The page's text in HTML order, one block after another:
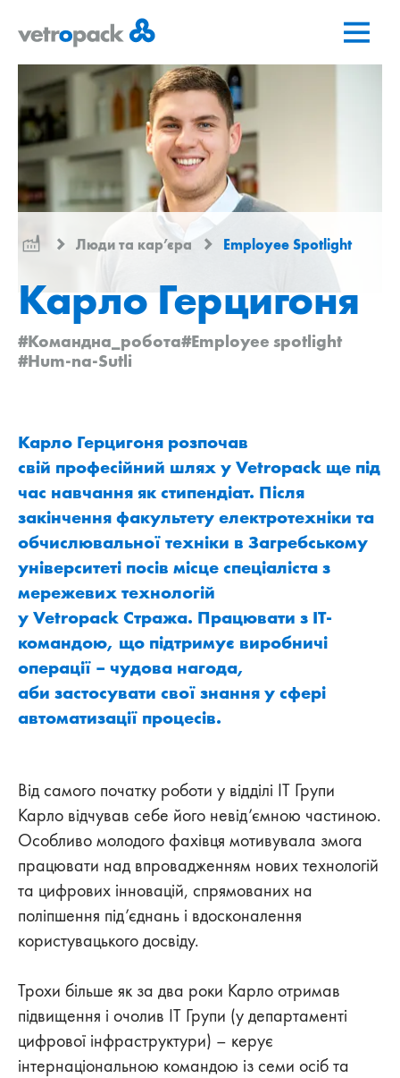
головну
сторінку
змісту
контактів
Люди та кар’єра Employee Spotlight
Карло Герцигоня
#Командна_робота#Employee spotlight
#Hum-na-Sutli
Карло Герцигоня розпочав
свій професійний шлях у Vetropack ще під
час навчання як стипендіат. Після
закінчення факультету електротехніки та
обчислювальної техніки в Загребському
університеті посів місце спеціаліста з
мережевих технологій
у Vetropack Стража. Працювати з ІТ-
командою, що підтримує виробничі
операції – чудова нагода,
аби застосувати свої знання у сфері
автоматизації процесів.
Від самого початку роботи у відділі ІТ Групи
Карло відчував себе його невід’ємною частиною.
Особливо молодого фахівця мотивувала змога
працювати над впровадженням нових технологій
та цифрових інновацій, спрямованих на
поліпшення під’єднань і вдосконалення
користувацького досвіду.
Трохи більше як за два роки Карло отримав
підвищення і очолив IT Групи (у департаменті
цифрової інфраструктури) – керує
інтернаціональною командою із семи осіб та